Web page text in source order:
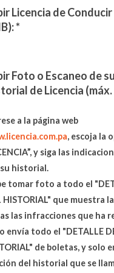
Licencia de
*
Foto o Escaneo de su
de Licencia
a la página web
, escoja la
y siga las
historial.
tomar foto a todo el
HISTORIAL" que muestra
las infracciones que ha
envía todo el "DETALLE
de boletas, y solo
del historial que se